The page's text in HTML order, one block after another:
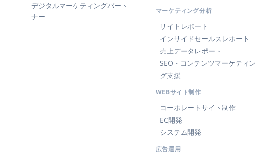
デジタルマーケティングパート
ナー
マーケティング分析
サイトレポート
インサイドセールスレポート
売上データレポート
SEO・コンテンツマーケティン
グ支援
WEBサイト制作
コーポレートサイト制作
EC開発
システム開発
広告運用